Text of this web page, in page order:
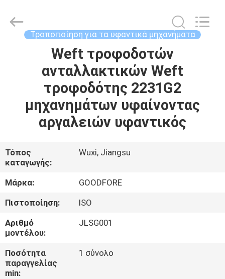
ΠΡΟΪΌΝΤΑ
ΒΊΝΤΕΟ
ΣΧΕΤΙΚΆ
ΜΕ
ΕΜΆΣ
ΕΠΙΣΚΈΨΕΙΣ
ΣΤΟ
ΕΡΓΟΣΤΆΣΙΟ
Machinery
Co.,Ltd.
Τροποποίηση για τα υφαντικά μηχανήματα
Weft τροφοδοτών
ανταλλακτικών Weft
τροφοδότης 2231G2
μηχανημάτων υφαίνοντας
αργαλειών υφαντικός
Τόπος
καταγωγής:
Wuxi, Jiangsu
Μάρκα:
GOODFORE
Πιστοποίηση:
ISO
Αριθμό
μοντέλου:
JLSG001
Ποσότητα
παραγγελίας
min:
1 σύνολο